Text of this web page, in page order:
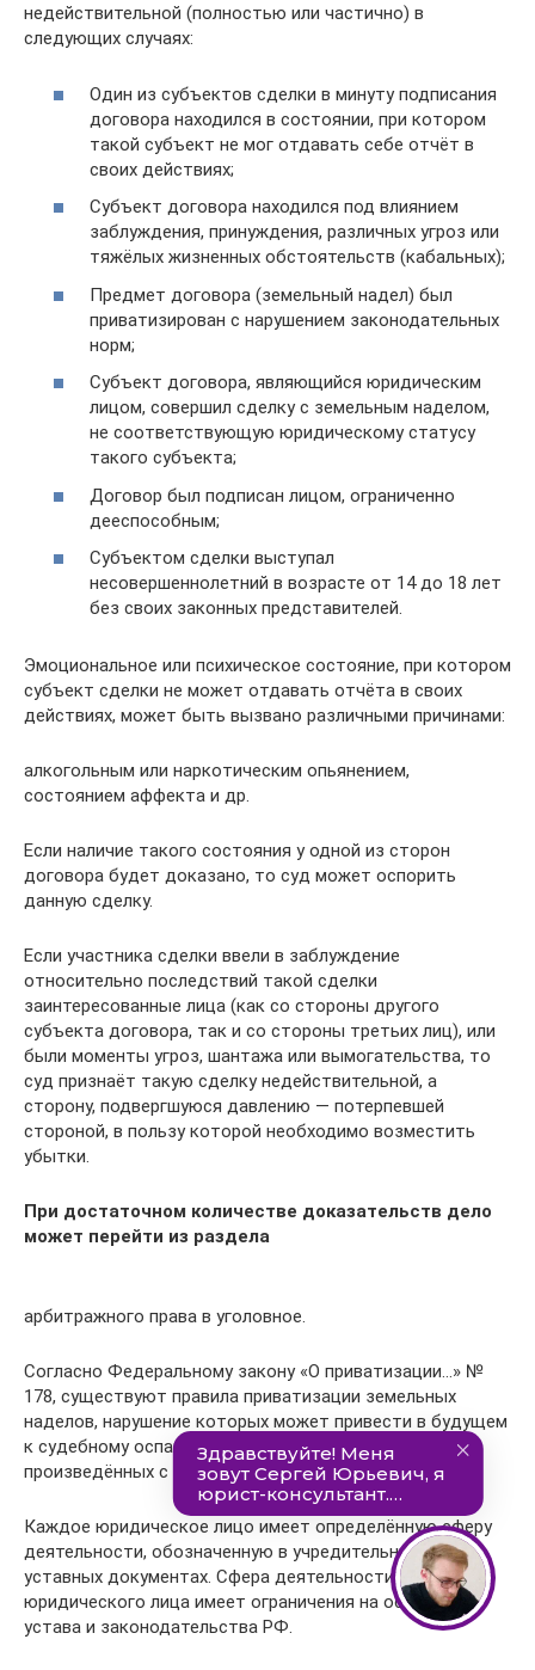
недействительной (полностью или частично) в
следующих случаях:
Один из субъектов сделки в минуту подписания
договора находился в состоянии, при котором
такой субъект не мог отдавать себе отчёт в
своих действиях;
Субъект договора находился под влиянием
заблуждения, принуждения, различных угроз или
тяжёлых жизненных обстоятельств (кабальных);
Предмет договора (земельный надел) был
приватизирован с нарушением законодательных
норм;
Субъект договора, являющийся юридическим
лицом, совершил сделку с земельным наделом,
не соответствующую юридическому статусу
такого субъекта;
Договор был подписан лицом, ограниченно
дееспособным;
Субъектом сделки выступал
несовершеннолетний в возрасте от 14 до 18 лет
без своих законных представителей.
Эмоциональное или психическое состояние, при котором
субъект сделки не может отдавать отчёта в своих
действиях, может быть вызвано различными причинами:
алкогольным или наркотическим опьянением,
состоянием аффекта и др.
Если наличие такого состояния у одной из сторон
договора будет доказано, то суд может оспорить
данную сделку.
Если участника сделки ввели в заблуждение
относительно последствий такой сделки
заинтересованные лица (как со стороны другого
субъекта договора, так и со стороны третьих лиц), или
были моменты угроз, шантажа или вымогательства, то
суд признаёт такую сделку недействительной, а
сторону, подвергшуюся давлению — потерпевшей
стороной, в пользу которой необходимо возместить
убытки.
При достаточном количестве доказательств дело
может перейти из раздела
арбитражного права в уголовное.
Согласно Федеральному закону «О приватизации…» №
178, существуют правила приватизации земельных
наделов, нарушение которых может привести в будущем
к судебному оспариванию законности сделок,
произведённых с такими нарушениями.
Каждое юридическое лицо имеет определённую сферу
деятельности, обозначенную в учредительных и
уставных документах. Сфера деятельности
юридического лица имеет ограничения на основании
устава и законодательства РФ.